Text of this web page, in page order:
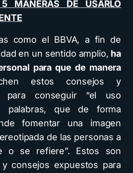
5 MANERAS DE USARLO
como el BBVA, a fin de
en un sentido amplio, ha
para que de manera
estos consejos y
para conseguir “el uso
palabras, que de forma
fomentar una imagen
de las personas a
o se refiere”. Estos son
consejos expuestos para